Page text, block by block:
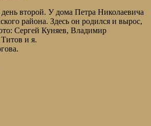
второй. У дома Петра Николаевича
района. Здесь он родился и вырос,
Сергей Куняев, Владимир
и я.